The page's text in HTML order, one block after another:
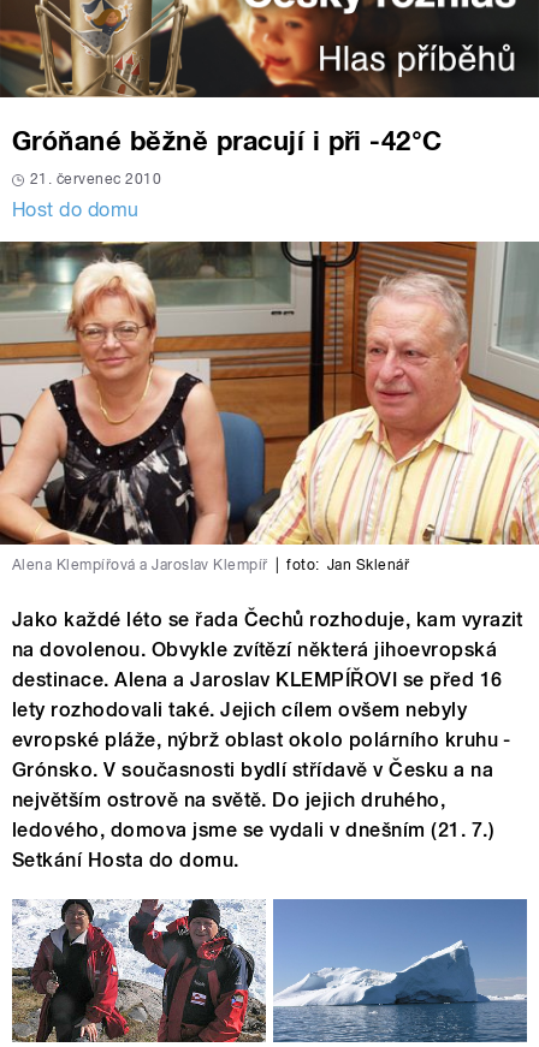
Gróňané běžně pracují i při -42°C
21. červenec 2010
Host do domu
Alena Klempířová a Jaroslav Klempíř foto: Jan Sklenář
Jako každé léto se řada Čechů rozhoduje, kam vyrazit
na dovolenou. Obvykle zvítězí některá jihoevropská
destinace. Alena a Jaroslav KLEMPÍŘOVI se před 16
lety rozhodovali také. Jejich cílem ovšem nebyly
evropské pláže, nýbrž oblast okolo polárního kruhu -
Grónsko. V současnosti bydlí střídavě v Česku a na
největším ostrově na světě. Do jejich druhého,
ledového, domova jsme se vydali v dnešním (21. 7.)
Setkání Hosta do domu.